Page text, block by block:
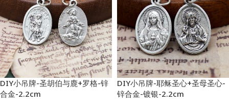
DIY小吊牌-圣胡伯与鹿+罗格-锌
合金-2.2cm
DIY小吊牌-耶稣圣心+圣母圣心-
锌合金-镀银-2.2cm